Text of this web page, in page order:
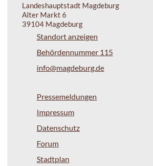
Landeshauptstadt Magdeburg
Alter Markt 6
39104 Magdeburg
Standort anzeigen
Behördennummer 115
info@magdeburg.de
Pressemeldungen
Impressum
Datenschutz
Forum
Stadtplan